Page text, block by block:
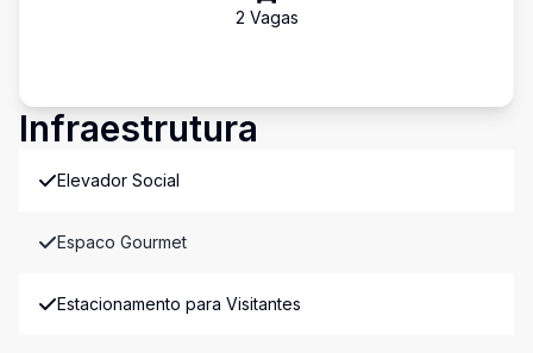
2 Vagas
Infraestrutura
Elevador Social
Espaco Gourmet
Estacionamento para Visitantes